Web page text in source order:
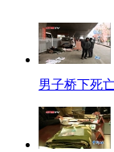
男子桥下死